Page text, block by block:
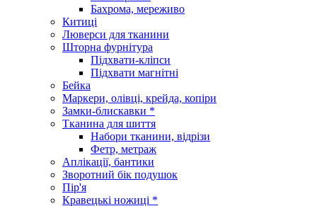
Бахрома, мереживо
Китиці
Люверси для тканини
Шторна фурнітура
Підхвати-кліпси
Підхвати магнітні
Бейка
Маркери, олівці, крейда, копіри
Замки-блискавки *
Тканина для шиття
Набори тканини, відрізи
Фетр, метраж
Аплікації, бантики
Зворотний бік подушок
Пір'я
Кравецькі ножиці *